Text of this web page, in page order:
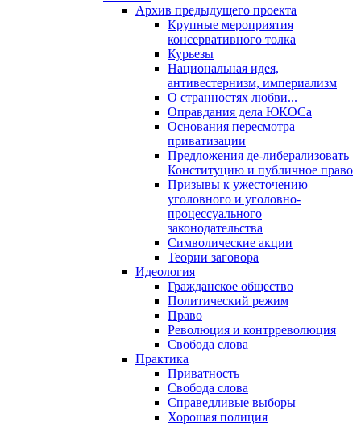
Архив предыдущего проекта
Крупные мероприятия
консервативного толка
Курьезы
Национальная идея,
антивестернизм, империализм
О странностях любви...
Оправдания дела ЮКОСа
Основания пересмотра
приватизации
Предложения де-либерализовать
Конституцию и публичное право
Призывы к ужесточению
уголовного и уголовно-
процессуального
законодательства
Символические акции
Теории заговора
Идеология
Гражданское общество
Политический режим
Право
Революция и контрреволюция
Свобода слова
Практика
Приватность
Свобода слова
Справедливые выборы
Хорошая полиция